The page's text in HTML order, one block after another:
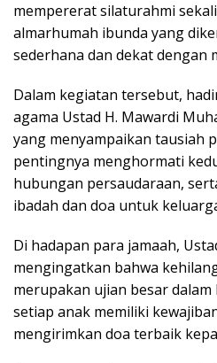
mempererat silaturahmi
almarhumah ibunda yang
sederhana dan dekat dengan
Dalam kegiatan tersebut,
agama Ustad H. Mawardi
yang menyampaikan tausiah
pentingnya menghormati
hubungan persaudaraan,
ibadah dan doa untuk
Di hadapan para jamaah,
mengingatkan bahwa
merupakan ujian besar
setiap anak memiliki
mengirimkan doa terbaik